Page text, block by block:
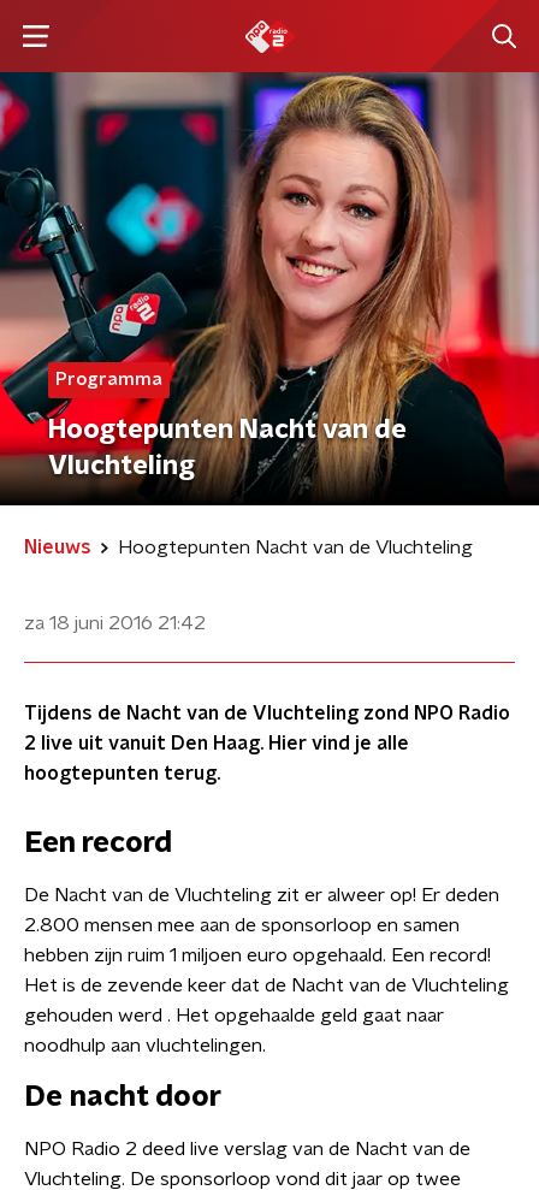
Programma
Hoogtepunten Nacht van de
Vluchteling
Nieuws Hoogtepunten Nacht van de Vluchteling
za 18 juni 2016 21:42
Tijdens de Nacht van de Vluchteling zond NPO Radio
2 live uit vanuit Den Haag. Hier vind je alle
hoogtepunten terug.
Een record
De Nacht van de Vluchteling zit er alweer op! Er deden
2.800 mensen mee aan de sponsorloop en samen
hebben zijn ruim 1 miljoen euro opgehaald. Een record!
Het is de zevende keer dat de Nacht van de Vluchteling
gehouden werd . Het opgehaalde geld gaat naar
noodhulp aan vluchtelingen.
De nacht door
NPO Radio 2 deed live verslag van de Nacht van de
Vluchteling. De sponsorloop vond dit jaar op twee